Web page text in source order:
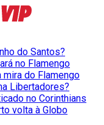
do Santos?
no Flamengo
mira do Flamengo
Libertadores?
no Corinthians
volta à Globo